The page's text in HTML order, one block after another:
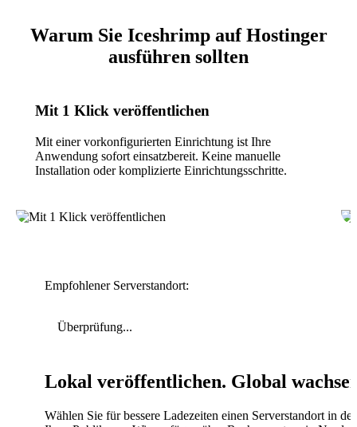
Warum Sie Iceshrimp auf Hostinger
ausführen sollten
Mit 1 Klick veröffentlichen
Mit einer vorkonfigurierten Einrichtung ist Ihre
Anwendung sofort einsatzbereit. Keine manuelle
Installation oder komplizierte Einrichtungsschritte.
Empfohlener Serverstandort:
Überprüfung...
Lokal veröffentlichen. Global
Wählen Sie für bessere Ladezeiten einen Serverstandort in